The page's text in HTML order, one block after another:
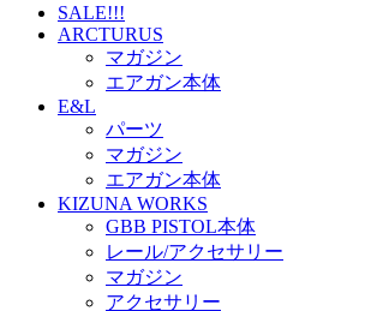
SALE!!!
ARCTURUS
マガジン
エアガン本体
E&L
パーツ
マガジン
エアガン本体
KIZUNA WORKS
GBB PISTOL本体
レール/アクセサリー
マガジン
アクセサリー